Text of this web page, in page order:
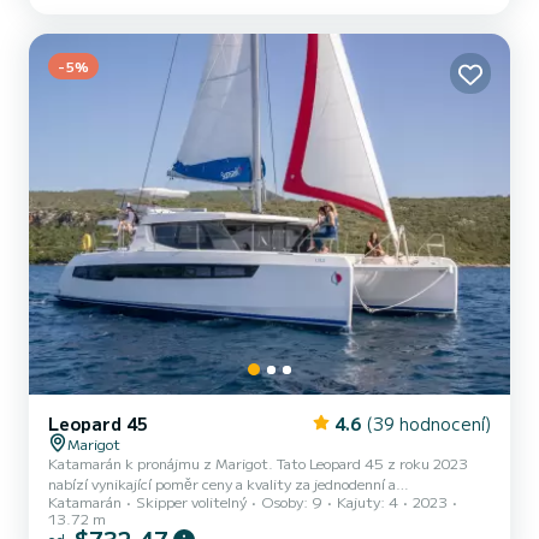
zahrnuje následující vybavení: TV, Solární panel, Odsol...
-5%
Leopard 45 4.6 (39 hodnocení)
Marigot
Katamarán k pronájmu z Marigot. Tato Leopard 45 z roku 2023
nabízí vynikající poměr ceny a kvality za jednodenní a
několikatýdenní plavby. Počet komfortních kajut: 4 a počet osob na
lodi: 9. S celkovou délkou14 m a výkonem HP bude tato loď vaším
Katamarán Skipper volitelný Osoby: 9 Kajuty: 4
2023
13.72 m